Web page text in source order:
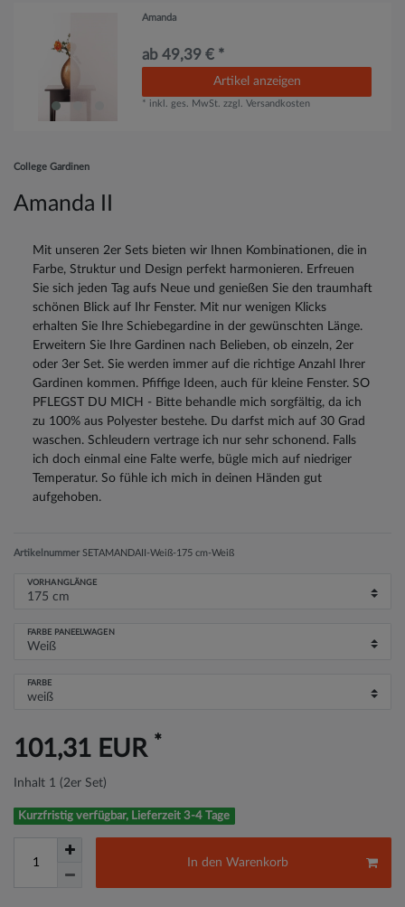
Amanda
ab 49,39 € *
Artikel anzeigen
* inkl. ges. MwSt. zzgl.Versandkosten
College Gardinen
Amanda II
Mit unseren 2er Sets bieten wir Ihnen Kombinationen, die in
Farbe, Struktur und Design perfekt harmonieren. Erfreuen
Sie sich jeden Tag aufs Neue und genießen Sie den traumhaft
schönen Blick auf Ihr Fenster. Mit nur wenigen Klicks
erhalten Sie Ihre Schiebegardine in der gewünschten Länge.
Erweitern Sie Ihre Gardinen nach Belieben, ob einzeln, 2er
oder 3er Set. Sie werden immer auf die richtige Anzahl Ihrer
Gardinen kommen. Pfiffige Ideen, auch für kleine Fenster. SO
PFLEGST DU MICH - Bitte behandle mich sorgfältig, da ich
zu 100% aus Polyester bestehe. Du darfst mich auf 30 Grad
waschen. Schleudern vertrage ich nur sehr schonend. Falls
ich doch einmal eine Falte werfe, bügle mich auf niedriger
Temperatur. So fühle ich mich in deinen Händen gut
aufgehoben.
Artikelnummer SETAMANDAII-Weiß-175 cm-Weiß
VORHANGLÄNGE
FARBE PANEELWAGEN
FARBE
101,31 EUR *
Inhalt 1 (2er Set)
Kurzfristig verfügbar, Lieferzeit 3-4 Tage
In den Warenkorb